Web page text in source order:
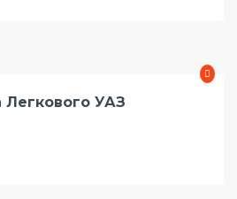
Легкового УАЗ